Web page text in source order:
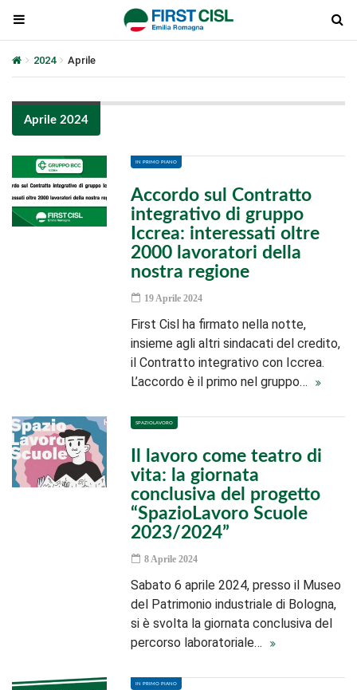
2024 Aprile
Aprile 2024
IN PRIMO PIANO
Accordo sul Contratto
integrativo di gruppo
Iccrea: interessati oltre
2000 lavoratori della
nostra regione
19 Aprile 2024
First Cisl ha firmato nella notte,
insieme agli altri sindacati del credito,
il Contratto integrativo con Iccrea.
L’accordo è il primo nel gruppo…
SPAZIOLAVORO
Il lavoro come teatro di
vita: la giornata
conclusiva del progetto
“SpazioLavoro Scuole
2023/2024”
8 Aprile 2024
Sabato 6 aprile 2024, presso il Museo
del Patrimonio industriale di Bologna,
si è svolta la giornata conclusiva del
percorso laboratoriale…
IN PRIMO PIANO